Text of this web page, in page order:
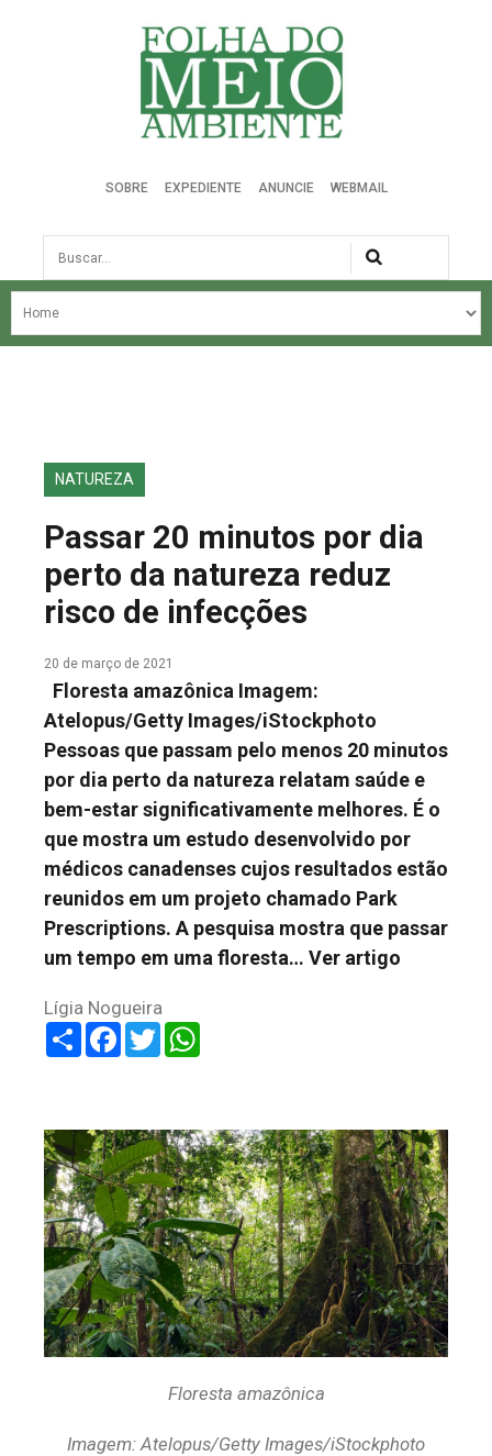
Folha do Meio Ambiente
SOBRE EXPEDIENTE ANUNCIE WEBMAIL
Busca
NOSSA HISTÓRIA
EDIÇÕES ANTERIORES
FALE CONOSCO
NATUREZA
Passar 20 minutos por dia
perto da natureza reduz
risco de infecções
20 de março de 2021
Floresta amazônica Imagem:
Atelopus/Getty Images/iStockphoto
Pessoas que passam pelo menos 20 minutos
por dia perto da natureza relatam saúde e
bem-estar significativamente melhores. É o
que mostra um estudo desenvolvido por
médicos canadenses cujos resultados estão
reunidos em um projeto chamado Park
Prescriptions. A pesquisa mostra que passar
um tempo em uma floresta… Ver artigo
Lígia Nogueira
ShareFacebook
Twitter
Floresta amazônica
Imagem: Atelopus/Getty Images/iStockphoto